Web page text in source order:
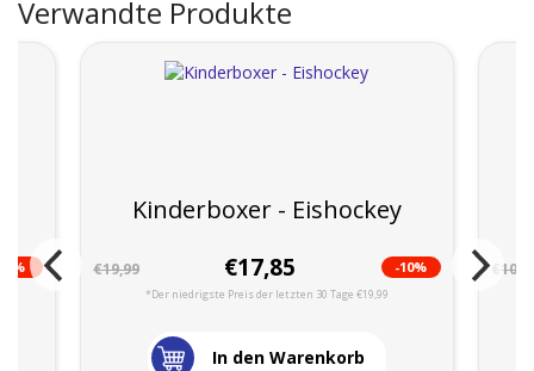
Verwandte Produkte
Kinderboxer - Eishockey
€19,99 €17,85 -10%
*Der niedrigste Preis der letzten 30 Tage €19,99
In den Warenkorb
-8%